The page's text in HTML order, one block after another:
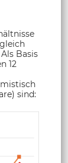
Basis
12
sind: